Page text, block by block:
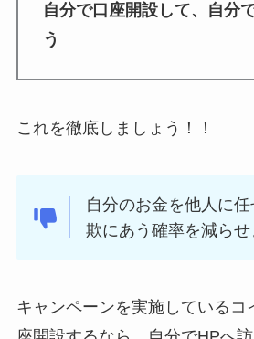
自分で口座開設して、自分
う
これを徹底しましょう！！
自分のお金を他人に
欺にあう確率を減らせ
キャンペーンを実施しているコ